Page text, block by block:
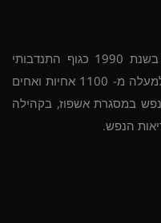
העמותה לסיעוד פסיכיאטרי הוקמה בשנת 1990 כגוף התנדבותי
א-פוליטי ללא מטרות רווח, בעמותה למעלה מ- 1100 אחיות ואחים
במסגרת אשפוז, בקהילה
הנפש.